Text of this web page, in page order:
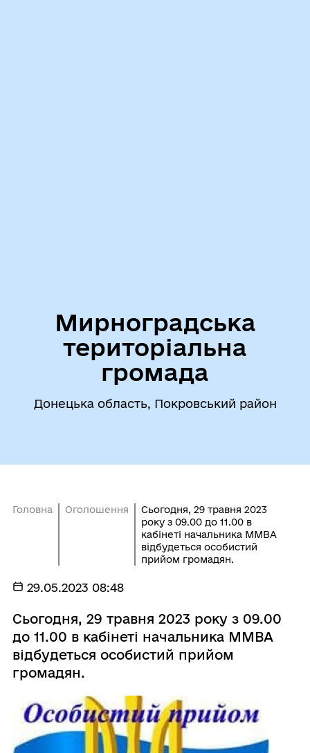
Мирноградська
територіальна
громада
Донецька область, Покровський район
Головна Оголошення
Сьогодня, 29 травня 2023
року з 09.00 до 11.00 в
кабінеті начальника ММВА
відбудеться особистий
прийом громадян.
29.05.2023 08:48
Сьогодня, 29 травня 2023 року з 09.00
до 11.00 в кабінеті начальника ММВА
відбудеться особистий прийом
громадян.